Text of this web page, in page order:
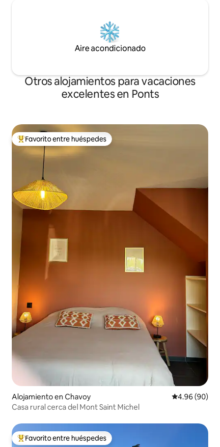
Aire acondicionado
Otros alojamientos para vacaciones
excelentes en Ponts
Favorito entre huéspedes preferido
Favorito entre huéspedes
Alojamiento en Chavoy Calificación
4.96 (90)
Casa rural cerca del Mont Saint Michel
Favorito entre huéspedes preferido
Favorito entre huéspedes